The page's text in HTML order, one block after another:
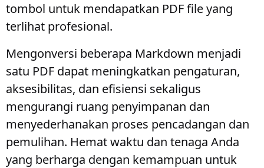
tombol untuk mendapatkan PDF file yang
terlihat profesional.
Mengonversi beberapa Markdown menjadi
satu PDF dapat meningkatkan pengaturan,
aksesibilitas, dan efisiensi sekaligus
mengurangi ruang penyimpanan dan
menyederhanakan proses pencadangan dan
pemulihan. Hemat waktu dan tenaga Anda
yang berharga dengan kemampuan untuk